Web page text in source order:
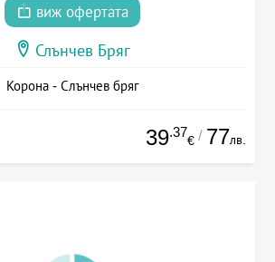
виж офертата
Слънчев Бряг
Корона - Слънчев бряг
39.37
€ / 77лв.